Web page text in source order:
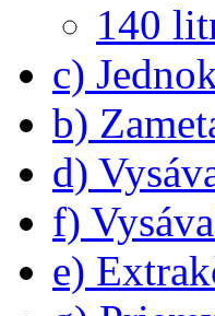
140
c)
b)
d)
f)
e)